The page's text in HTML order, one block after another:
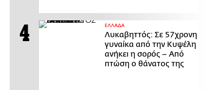
ΕΛΛΑΔΑ
Λυκαβηττός: Σε 57χρονη
γυναίκα από την Κυψέλη
ανήκει η σορός – Από
πτώση ο θάνατος της